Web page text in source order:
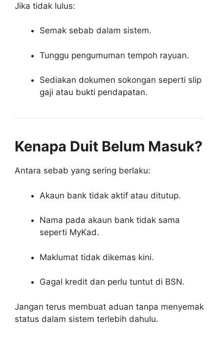
Jika tidak lulus:
Semak sebab dalam sistem.
Tunggu pengumuman tempoh rayuan.
Sediakan dokumen sokongan seperti slip
gaji atau bukti pendapatan.
Kenapa Duit Belum Masuk?
Antara sebab yang sering berlaku:
Akaun bank tidak aktif atau ditutup.
Nama pada akaun bank tidak sama
seperti MyKad.
Maklumat tidak dikemas kini.
Gagal kredit dan perlu tuntut di BSN.
Jangan terus membuat aduan tanpa menyemak
status dalam sistem terlebih dahulu.